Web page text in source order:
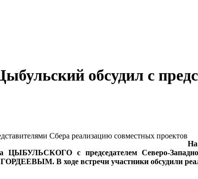
обсудил с
ЦЫБУЛЬСКОГО с председателем Северо-
В ходе встречи участники обсудили